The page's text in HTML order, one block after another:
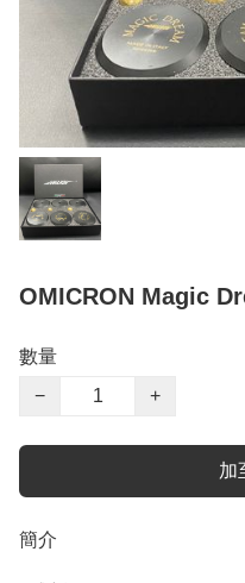
OMICRON Magic
數量
−
+
加
簡介